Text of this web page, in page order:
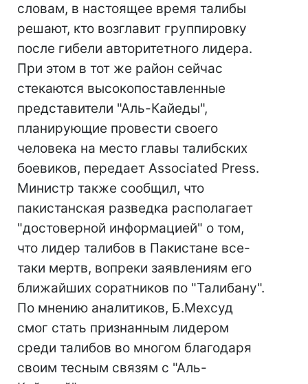
словам, в настоящее время талибы
решают, кто возглавит группировку
после гибели авторитетного лидера.
При этом в тот же район сейчас
стекаются высокопоставленные
представители "Аль-Кайеды",
планирующие провести своего
человека на место главы талибских
боевиков, передает Associated Press.
Министр также сообщил, что
пакистанская разведка располагает
"достоверной информацией" о том,
что лидер талибов в Пакистане все-
таки мертв, вопреки заявлениям его
ближайших соратников по "Талибану".
По мнению аналитиков, Б.Мехсуд
смог стать признанным лидером
среди талибов во многом благодаря
своим тесным связям с "Аль-